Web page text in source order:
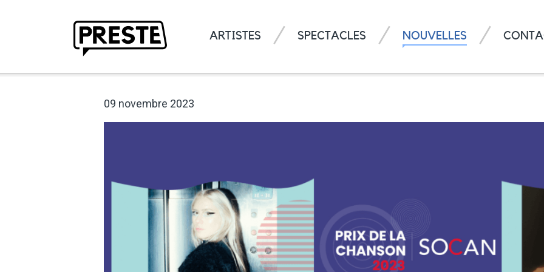
ARTISTES SPECTACLES NOUVELLES
09 novembre 2023